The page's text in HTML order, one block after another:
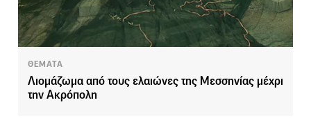
ΘΕΜΑΤΑ
Λιομάζωμα από τους ελαιώνες της Μεσσηνίας μέχρι
την Ακρόπολη